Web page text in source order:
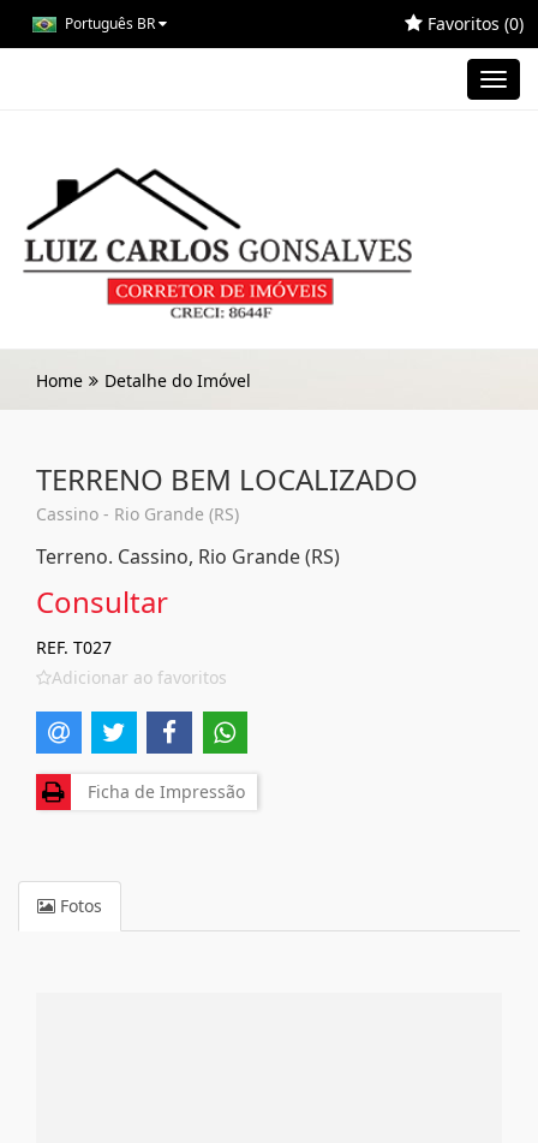
Português BR Favoritos (0)
Home Detalhe do Imóvel
TERRENO BEM LOCALIZADO
Cassino - Rio Grande (RS)
Terreno. Cassino, Rio Grande (RS)
Consultar
REF. T027
Adicionar ao favoritos
Ficha de Impressão
Fotos